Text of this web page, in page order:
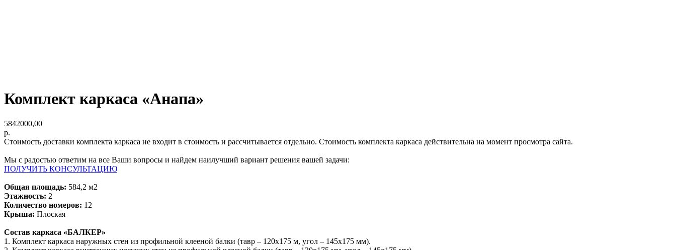
‎Комплект каркаса «Анапа»
5842000,00
р.
Стоимость доставки комплекта каркаса не входит в стоимость и рассчитывается отдельно. Стоимость комплекта каркаса действительна на момент просмотра сайта.
Мы с радостью ответим на все Ваши вопросы и найдем наилучший вариант решения вашей задачи:
ПОЛУЧИТЬ КОНСУЛЬТАЦИЮ
Общая площадь: 584,2 м2
Этажность: 2
Количество номеров: 12
Крыша: Плоская
Состав каркаса «БАЛКЕР»
1. Комплект каркаса наружных стен из профильной клееной балки (тавр – 120х175 м, угол – 145х175 мм).